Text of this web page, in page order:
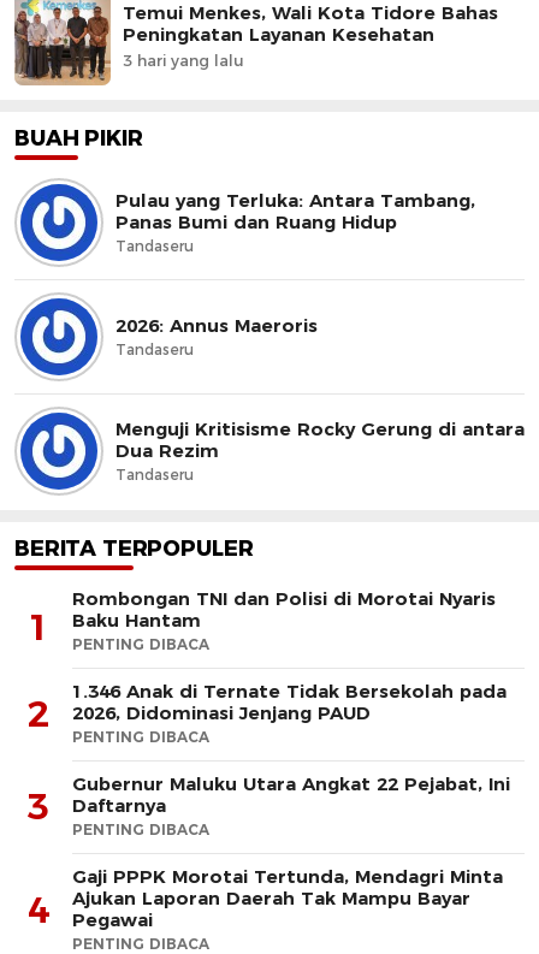
Temui Menkes, Wali Kota Tidore Bahas
Peningkatan Layanan Kesehatan
3 hari yang lalu
BUAH PIKIR
Pulau yang Terluka: Antara Tambang,
Panas Bumi dan Ruang Hidup
Tandaseru
2026: Annus Maeroris
Tandaseru
Menguji Kritisisme Rocky Gerung di antara
Dua Rezim
Tandaseru
BERITA TERPOPULER
1
Rombongan TNI dan Polisi di Morotai Nyaris
Baku Hantam
PENTING DIBACA
2
1.346 Anak di Ternate Tidak Bersekolah pada
2026, Didominasi Jenjang PAUD
PENTING DIBACA
3
Gubernur Maluku Utara Angkat 22 Pejabat, Ini
Daftarnya
PENTING DIBACA
4
Gaji PPPK Morotai Tertunda, Mendagri Minta
Ajukan Laporan Daerah Tak Mampu Bayar
Pegawai
PENTING DIBACA